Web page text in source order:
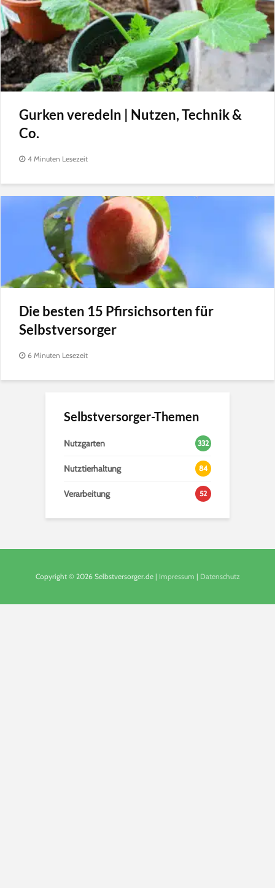
Gurken veredeln | Nutzen, Technik &
Co.
4 Minuten Lesezeit
Die besten 15 Pfirsichsorten für
Selbstversorger
6 Minuten Lesezeit
Selbstversorger-Themen
Nutzgarten 332
Nutztierhaltung 84
Verarbeitung 52
Copyright © 2026 Selbstversorger.de | Impressum | Datenschutz